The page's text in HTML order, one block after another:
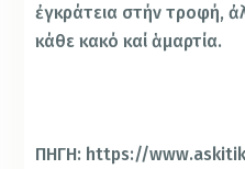
ἐγκράτεια στήν τροφή,
κάθε κακό καί ἁμαρτία.
ΠΗΓΗ: https://